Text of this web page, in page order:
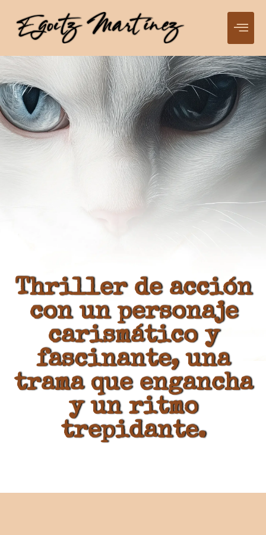
Thriller de acción
con un personaje
carismático y
fascinante, una
trama que engancha
y un ritmo
trepidante.